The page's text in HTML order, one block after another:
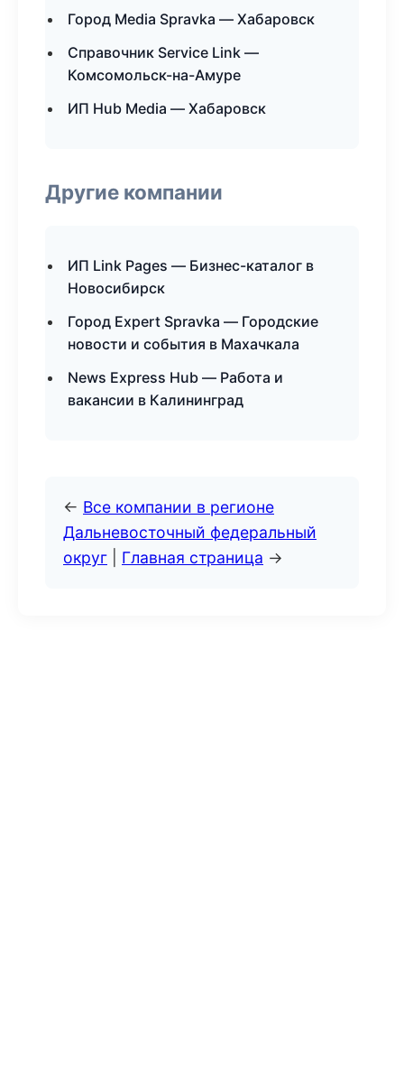
Город Media Spravka — Хабаровск
Справочник Service Link —
Комсомольск-на-Амуре
ИП Hub Media — Хабаровск
Другие компании
ИП Link Pages — Бизнес-каталог в
Новосибирск
Город Expert Spravka — Городские
новости и события в Махачкала
News Express Hub — Работа и
вакансии в Калининград
← Все компании в регионе
Дальневосточный федеральный
округ
Главная страница →